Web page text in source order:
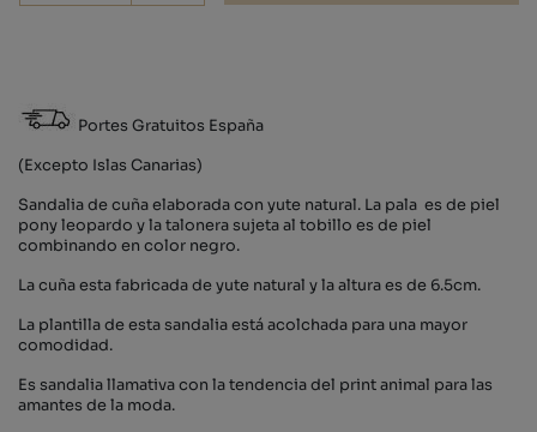
Portes Gratuitos España
(Excepto Islas Canarias)
Sandalia de cuña elaborada con yute natural. La pala es de piel
pony leopardo y la talonera sujeta al tobillo es de piel
combinando en color negro.
La cuña esta fabricada de yute natural y la altura es de 6.5cm.
La plantilla de esta sandalia está acolchada para una mayor
comodidad.
Es sandalia llamativa con la tendencia del print animal para las
amantes de la moda.